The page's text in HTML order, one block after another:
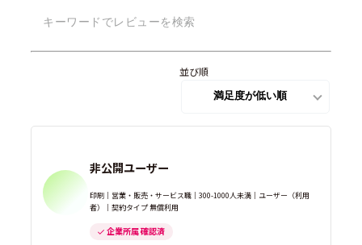
並び順
非公開ユーザー
印刷｜営業・販売・サービス職｜300-1000人未満｜ユーザー（利用
者）｜契約タイプ 無償利用
企業所属 確認済